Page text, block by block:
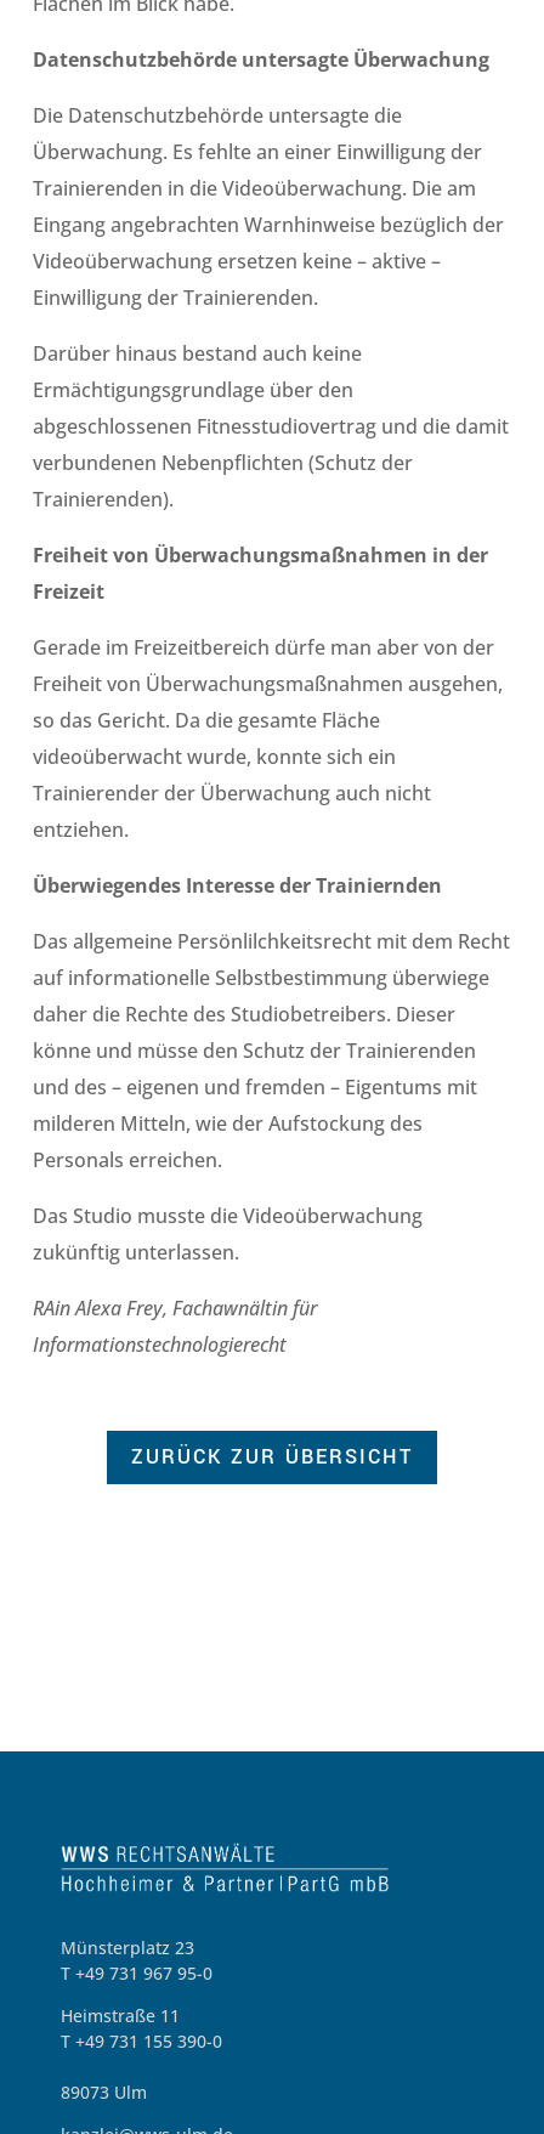
Datenschutzbehörde untersagte Überwachung
Die Datenschutzbehörde untersagte die
Überwachung. Es fehlte an einer Einwilligung der
Trainierenden in die Videoüberwachung. Die am
Eingang angebrachten Warnhinweise bezüglich der
Videoüberwachung ersetzen keine – aktive –
Einwilligung der Trainierenden.
Darüber hinaus bestand auch keine
Ermächtigungsgrundlage über den
abgeschlossenen Fitnesstudiovertrag und die damit
verbundenen Nebenpflichten (Schutz der
Trainierenden).
Freiheit von Überwachungsmaßnahmen in der
Freizeit
Gerade im Freizeitbereich dürfe man aber von der
Freiheit von Überwachungsmaßnahmen ausgehen,
so das Gericht. Da die gesamte Fläche
videoüberwacht wurde, konnte sich ein
Trainierender der Überwachung auch nicht
entziehen.
Überwiegendes Interesse der Trainiernden
Das allgemeine Persönlilchkeitsrecht mit dem Recht
auf informationelle Selbstbestimmung überwiege
daher die Rechte des Studiobetreibers. Dieser
könne und müsse den Schutz der Trainierenden
und des – eigenen und fremden – Eigentums mit
milderen Mitteln, wie der Aufstockung des
Personals erreichen.
Das Studio musste die Videoüberwachung
zukünftig unterlassen.
RAin Alexa Frey, Fachawnältin für
Informationstechnologierecht
ZURÜCK ZUR ÜBERSICHT
Münsterplatz 23
T +49 731 967 95-0
Heimstraße 11
T +49 731 155 390-0
89073 Ulm